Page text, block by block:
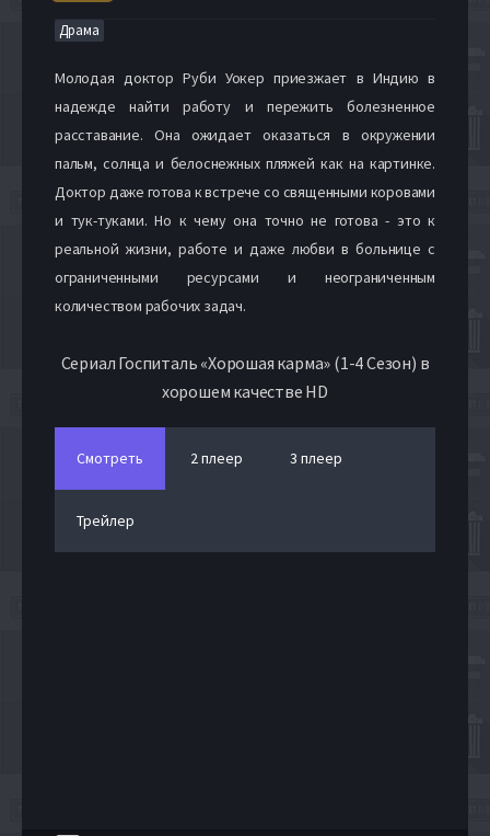
Драма
Молодая доктор Руби Уокер приезжает в Индию в
надежде найти работу и пережить болезненное
расставание. Она ожидает оказаться в окружении
пальм, солнца и белоснежных пляжей как на картинке.
Доктор даже готова к встрече со священными коровами
и тук-туками. Но к чему она точно не готова - это к
реальной жизни, работе и даже любви в больнице с
ограниченными ресурсами и неограниченным
количеством рабочих задач.
Сериал Госпиталь «Хорошая карма» (1-4 Сезон) в
хорошем качестве HD
Смотреть 2 плеер 3 плеер
Трейлер